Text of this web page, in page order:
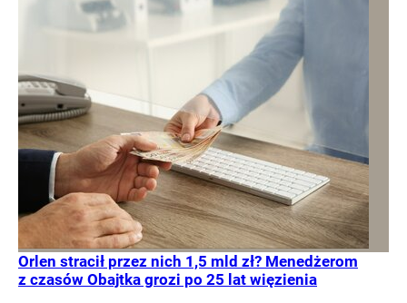
Orlen stracił przez nich 1,5 mld zł? Menedżerom
z czasów Obajtka grozi po 25 lat więzienia